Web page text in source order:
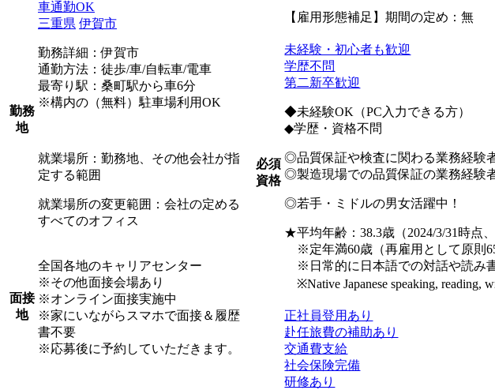
勤務
地
車通勤OK
三重県 伊賀市
勤務詳細：伊賀市
通勤方法：徒歩/車/自転車/電車
最寄り駅：桑町駅から車6分
※構内の（無料）駐車場利用OK
就業場所：勤務地、その他会社が指
定する範囲
就業場所の変更範囲：会社の定める
すべてのオフィス
面接
地
全国各地のキャリアセンター
※その他面接会場あり
※オンライン面接実施中
※家にいながらスマホで面接＆履歴
書不要
※応募後に予約していただきます。
【雇用形態補足】期間の定め：無
必須
資格
未経験・初心者も歓迎
学歴不問
第二新卒歓迎
◆未経験OK（PC入力できる方）
◆学歴・資格不問
◎品質保証や検査に関わる業務経験
◎製造現場での品質保証の業務経験
◎若手・ミドルの男女活躍中！
★平均年齢：38.3歳（2024/3/31時点
※定年満60歳（再雇用として原則
※日常的に日本語での対話や読み
※Native Japanese speaking, reading,
正社員登用あり
赴任旅費の補助あり
交通費支給
社会保険完備
研修あり